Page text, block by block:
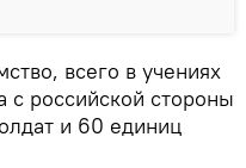
всего в учениях
с российской стороны
и 60 единиц